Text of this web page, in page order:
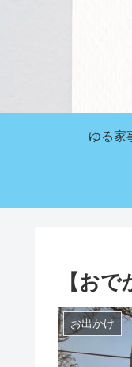
ゆる家
【お
お出かけ